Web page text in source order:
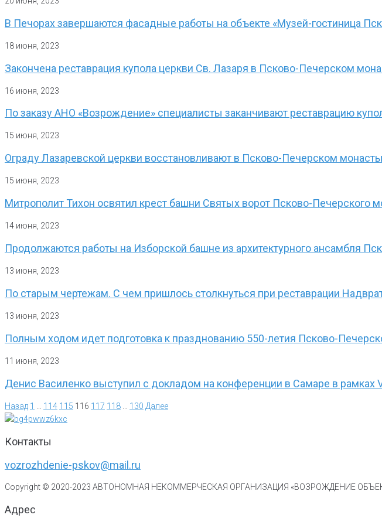
В Печорах завершаются фасадные работы на объекте «Музей-гостиница
18 июня, 2023
Закончена реставрация купола церкви Св. Лазаря в Псково-Печерском
16 июня, 2023
По заказу АНО «Возрождение» специалисты заканчивают реставрацию
15 июня, 2023
Ограду Лазаревской церкви восстановливают в Псково-Печерском
15 июня, 2023
Митрополит Тихон освятил крест башни Святых ворот Псково-Печерского
14 июня, 2023
Продолжаются работы на Изборской башне из архитектурного ансамбля
13 июня, 2023
По старым чертежам. С чем пришлось столкнуться при реставрации
13 июня, 2023
Полным ходом идет подготовка к празднованию 550-летия Псково-
11 июня, 2023
Денис Василенко выступил с докладом на конференции в Самаре в рамках
Назад 1 114 115 116 117 118 130 Далее
Контакты
vozrozhdenie-pskov@mail.ru
Copyright © 2020-2023 АВТОНОМНАЯ НЕКОММЕРЧЕСКАЯ ОРГАНИЗАЦИЯ «ВОЗРОЖДЕНИЕ
Адрес